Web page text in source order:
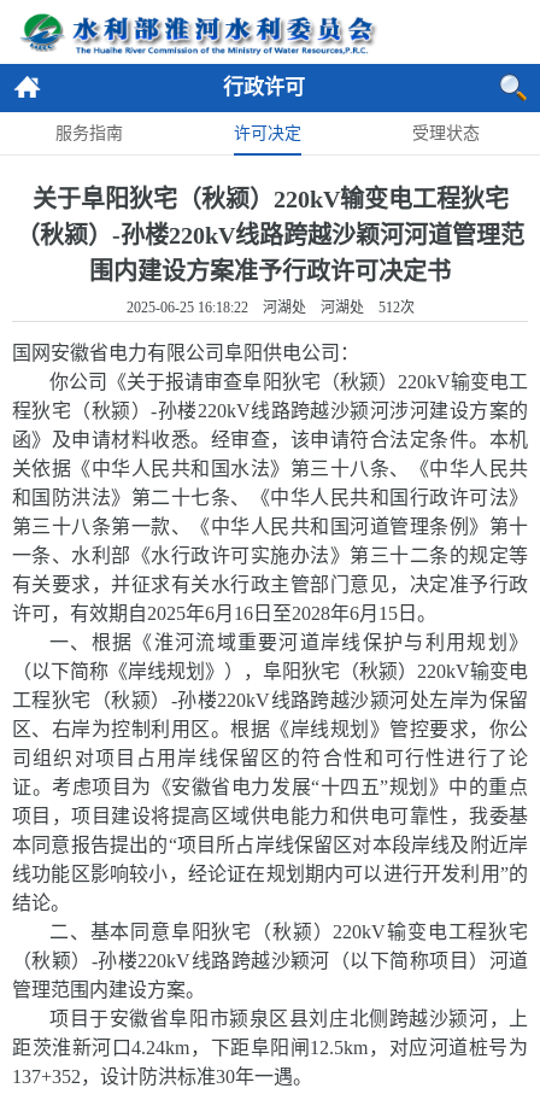
行政许可
服务指南 许可决定 受理状态
关于阜阳狄宅（秋颍）220kV输变电工程狄宅
（秋颍）-孙楼220kV线路跨越沙颖河河道管理范
围内建设方案准予行政许可决定书
2025-06-25 16:18:22 河湖处 河湖处 512次
国网安徽省电力有限公司阜阳供电公司 ：
你公司《关于报请审查阜阳狄宅（秋颍）220kV输变电工
程狄宅（秋颍）-孙楼220kV线路跨越沙颍河涉河建设方案的
函》及申请材料收悉。经审查，该申请符合法定条件。本机
关依据《中华人民共和国水法》第三十八条、《中华人民共
和国防洪法》第二十七条、《中华人民共和国行政许可法》
第三十八条第一款、《中华人民共和国河道管理条例》第十
一条、水利部《水行政许可实施办法》第三十二条的规定等
有关要求，并征求有关水行政主管部门意见，决定准予行政
许可，有效期自2025年6月 16 日至2028年6月 15 日。
一、根据《淮河流域重要河道岸线保护与利用规划》
（以下简称《岸线规划》），阜阳狄宅（秋颍）220kV输变电
工程狄宅（秋颍）-孙楼220kV线路跨越沙颍河处左岸为保留
区、 右岸为控制利用区。根据《岸线规划》管控要求，你公
司组织对项目占用岸线保留区的符合性和可行性进行了论
证。考虑项目为《安徽省电力发展“十四五”规划》中的重点
项目，项目建设将提高区域供电能力和供电可靠性，我委基
本同意报告提出的“项目所占岸线保留区对本段岸线及附近岸
线功能区影响较小，经论证在规划期内可以进行开发利用”的
结论。
二、 基本同意阜阳狄宅（秋颍）220kV输变电工程狄宅
（秋颖） -孙楼220kV线路跨越沙颖河（以下简称项目）河道
管理范围内建设方案。
项目于安徽省阜阳市颍泉区县刘庄北侧跨越沙颍河，上
距茨淮新河口4.24km，下距阜阳闸12.5km，对应河道桩号为
137+352， 设计防洪标准30年一遇。